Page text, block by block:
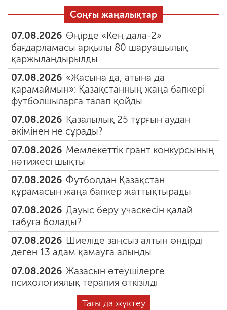
Соңғы жаңалықтар
07.08.2026 Өңірде «Кең дала-2»
бағдарламасы арқылы 80 шаруашылық
қаржыландырылды
07.08.2026 «Жасына да, атына да
қарамаймын»: Қазақстанның жаңа бапкері
футболшыларға талап қойды
07.08.2026 Қазалылық 25 тұрғын аудан
әкімінен не сұрады?
07.08.2026 Мемлекеттік грант конкурсының
нәтижесі шықты
07.08.2026 Футболдан Қазақстан
құрамасын жаңа бапкер жаттықтырады
07.08.2026 Дауыс беру учаскесін қалай
табуға болады?
07.08.2026 Шиеліде заңсыз алтын өндірді
деген 13 адам қамауға алынды
07.08.2026 Жазасын өтеушілерге
психологиялық терапия өткізілді
Тағы да жүктеу